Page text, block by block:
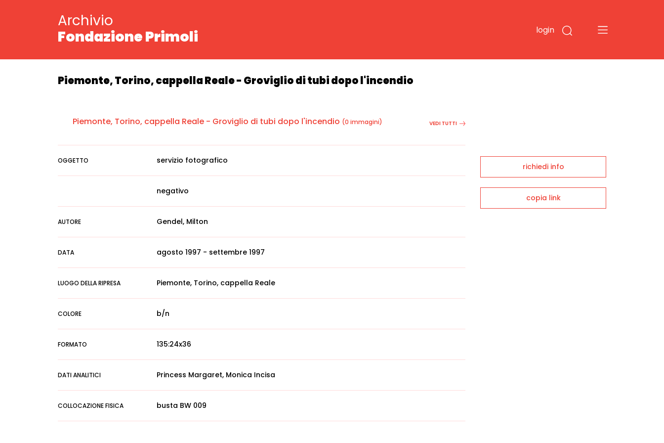
Archivio
Fondazione Primoli
login
Piemonte, Torino, cappella Reale - Groviglio di tubi dopo l'incendio
Piemonte, Torino, cappella Reale - Groviglio di tubi dopo l'incendio (0 immagini) VEDI TUTTI
OGGETTO servizio fotografico
negativo
AUTORE Gendel, Milton
DATA agosto 1997 - settembre 1997
LUOGO DELLA RIPRESA Piemonte, Torino, cappella Reale
COLORE b/n
FORMATO 135:24x36
DATI ANALITICI Princess Margaret, Monica Incisa
COLLOCAZIONE FISICA busta BW 009
richiedi info
copia link